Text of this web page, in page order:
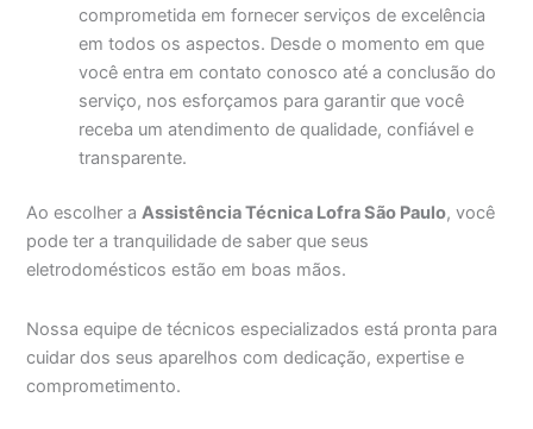
comprometida em fornecer serviços de excelência
em todos os aspectos. Desde o momento em que
você entra em contato conosco até a conclusão do
serviço, nos esforçamos para garantir que você
receba um atendimento de qualidade, confiável e
transparente.
Ao escolher aAssistência Técnica Lofra São Paulo, você
pode ter a tranquilidade de saber que seus
eletrodomésticos estão em boas mãos.
Nossa equipe de técnicos especializados está pronta para
cuidar dos seus aparelhos com dedicação, expertise e
comprometimento.